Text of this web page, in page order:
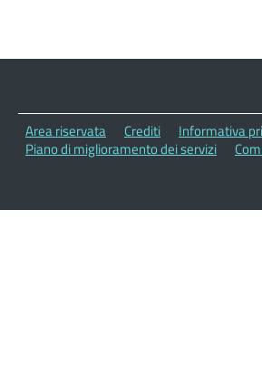
Area riservata Crediti Informativa
Piano di miglioramento dei servizi